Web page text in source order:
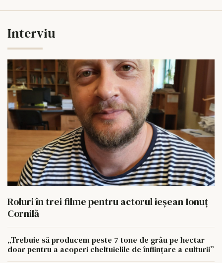
Interviu
Roluri în trei filme pentru actorul ieşean Ionuţ
Cornilă
„Trebuie să producem peste 7 tone de grâu pe hectar
doar pentru a acoperi cheltuielile de înființare a culturii”